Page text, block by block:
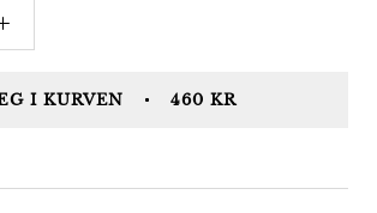
I KURVEN 460 KR